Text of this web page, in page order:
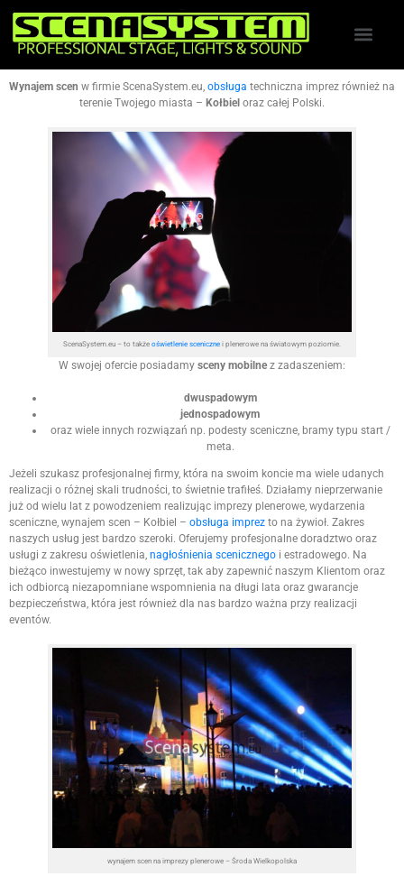
Wynajem scen w firmie ScenaSystem.eu, obsługa techniczna imprez również na
terenie Twojego miasta – Kołbiel oraz całej Polski.
ScenaSystem.eu – to także oświetlenie scenicznei plenerowe na światowym poziomie.
W swojej ofercie posiadamy sceny mobilne z zadaszeniem:
dwuspadowym
jednospadowym
oraz wiele innych rozwiązań np. podesty sceniczne, bramy typu start /
meta.
Jeżeli szukasz profesjonalnej firmy, która na swoim koncie ma wiele udanych
realizacji o różnej skali trudności, to świetnie trafiłeś. Działamy nieprzerwanie
już od wielu lat z powodzeniem realizując imprezy plenerowe, wydarzenia
sceniczne, wynajem scen – Kołbiel – obsługa imprez to na żywioł. Zakres
naszych usług jest bardzo szeroki. Oferujemy profesjonalne doradztwo oraz
usługi z zakresu oświetlenia, nagłośnienia scenicznego i estradowego. Na
bieżąco inwestujemy w nowy sprzęt, tak aby zapewnić naszym Klientom oraz
ich odbiorcą niezapomniane wspomnienia na długi lata oraz gwarancje
bezpieczeństwa, która jest również dla nas bardzo ważna przy realizacji
eventów.
wynajem scen na imprezy plenerowe – Środa Wielkopolska